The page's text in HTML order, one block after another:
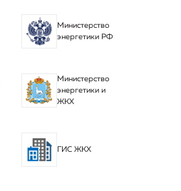
Министерство
энергетики РФ
Министерство
энергетики и
ЖКХ
ГИС ЖКХ